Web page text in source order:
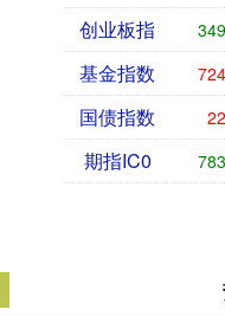
创业板指
基金指数
国债指数
期指IC0